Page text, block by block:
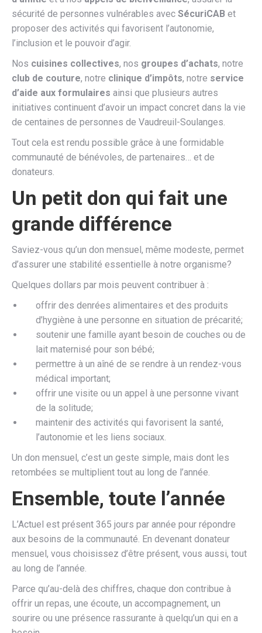
sécurité de personnes vulnérables avec SécuriCAB et
proposer des activités qui favorisent l’autonomie,
l’inclusion et le pouvoir d’agir.
Nos cuisines collectives, nos groupes d’achats, notre
club de couture, notre clinique d’impôts, notre service
d’aide aux formulaires ainsi que plusieurs autres
initiatives continuent d’avoir un impact concret dans la vie
de centaines de personnes de Vaudreuil-Soulanges.
Tout cela est rendu possible grâce à une formidable
communauté de bénévoles, de partenaires… et de
donateurs.
Un petit don qui fait une
grande différence
Saviez-vous qu’un don mensuel, même modeste, permet
d’assurer une stabilité essentielle à notre organisme?
Quelques dollars par mois peuvent contribuer à :
offrir des denrées alimentaires et des produits
d’hygiène à une personne en situation de précarité;
soutenir une famille ayant besoin de couches ou de
lait maternisé pour son bébé;
permettre à un aîné de se rendre à un rendez-vous
médical important;
offrir une visite ou un appel à une personne vivant
de la solitude;
maintenir des activités qui favorisent la santé,
l’autonomie et les liens sociaux.
Un don mensuel, c’est un geste simple, mais dont les
retombées se multiplient tout au long de l’année.
Ensemble, toute l’année
L’Actuel est présent 365 jours par année pour répondre
aux besoins de la communauté. En devenant donateur
mensuel, vous choisissez d’être présent, vous aussi, tout
au long de l’année.
Parce qu’au-delà des chiffres, chaque don contribue à
offrir un repas, une écoute, un accompagnement, un
sourire ou une présence rassurante à quelqu’un qui en a